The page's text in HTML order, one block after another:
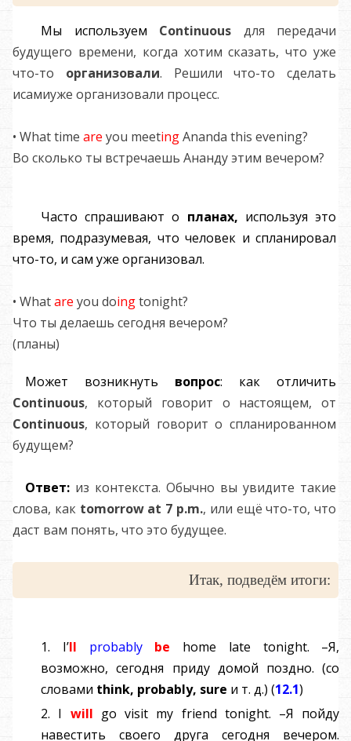
Мы используем Continuous для передачи
будущего времени, когда хотим сказать, что уже
что-то организовали. Решили что-то сделать
исамиуже организовали процесс.
• What time are you meetingAnanda this evening?
Во сколько ты встречаешь Ананду этим вечером?
Часто спрашивают о планах, используя это
время, подразумевая, что человек и спланировал
что-то, и сам уже организовал.
• Whatare you doingtonight?
Что ты делаешь сегодня вечером?
(планы)
Может возникнуть вопрос: как отличить
Continuous, который говорит о настоящем, от
Continuous, который говорит о спланированном
будущем?
Ответ: из контекста. Обычно вы увидите такие
слова, как tomorrow at 7 p.m., или ещё что-то, что
даст вам понять, что это будущее.
Итак, подведём итоги:
1. I’ll probably be home late tonight. –Я,
возможно, сегодня приду домой поздно.(со
словами think, probably, sure и т. д.) (12.1)
2. I will govisit my friend tonight. –Я пойду
навестить своего друга сегодня вечером.